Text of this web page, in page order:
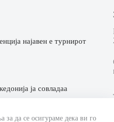
за да се осигураме дека ви го
најавен е турнирот
ја совладаа